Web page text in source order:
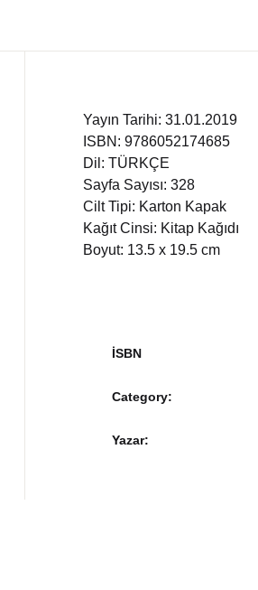
Yayın Tarihi: 31.01.2019
ISBN: 9786052174685
Dil: TÜRKÇE
Sayfa Sayısı: 328
Cilt Tipi: Karton Kapak
Kağıt Cinsi: Kitap Kağıdı
Boyut: 13.5 x 19.5 cm
İSBN
Category:
Yazar